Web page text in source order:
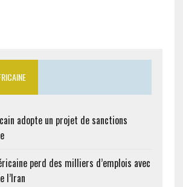
adopte un projet de sanctions
perd des milliers d’emplois avec
l’Iran